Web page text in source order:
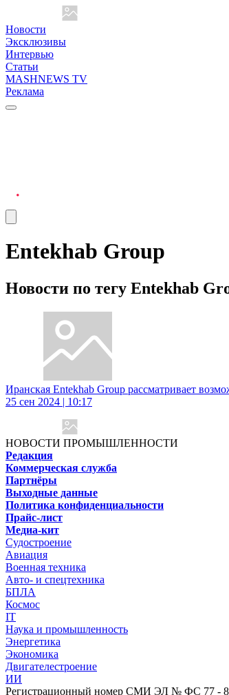
Новости
Эксклюзивы
Интервью
Статьи
MASHNEWS TV
Реклама
Entekhab Group
Новости по тегу Entekhab
Иранская Entekhab Group рассматривает
25 сен 2024 | 10:17
НОВОСТИ ПРОМЫШЛЕННОСТИ
Редакция
Коммерческая служба
Партнёры
Выходные данные
Политика конфиденциальности
Прайс-лист
Медиа-кит
Судостроение
Авиация
Военная техника
Авто- и спецтехника
БПЛА
Космос
IT
Наука и промышленность
Энергетика
Экономика
Двигателестроение
ИИ
Регистрационный номер СМИ ЭЛ № ФС 77 -